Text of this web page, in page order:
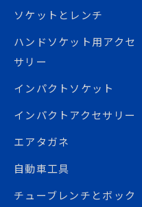
ソケットとレンチ
ハンドソケット用アクセ
サリー
インパクトソケット
インパクトアクセサリー
エアタガネ
自動車工具
チューブレンチとボック